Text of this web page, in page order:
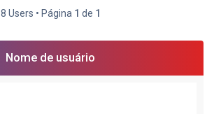
s
8 Users • Página 1 de 1
Nome de usuário